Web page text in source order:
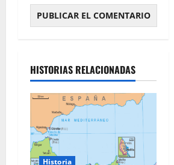
HISTORIAS RELACIONADAS
Historia